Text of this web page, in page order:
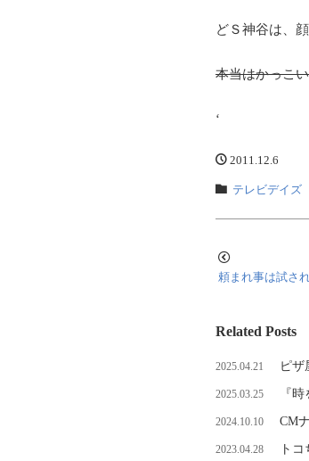
どＳ神谷は、
本当はかっこ
‘
2011.12.6
テレビデイズ
頼まれ事は試さ
Related Posts
2025.04.21 ピ
2025.03.25 『
2024.10.10 CM
2023.04.28 ト